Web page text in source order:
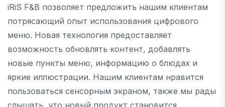
iRiS F&B позволяет предложить нашим клиентам
потрясающий опыт использования цифрового
меню. Новая технология предоставляет
возможность обновлять контент, добавлять
новые пункты меню, информацию о блюдах и
яркие иллюстрации. Нашим клиентам нравится
пользоваться сенсорным экраном, также мы рады
слышать, что новый продукт становится